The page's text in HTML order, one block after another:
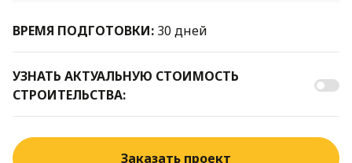
ВРЕМЯ ПОДГОТОВКИ: 30 дней
УЗНАТЬ АКТУАЛЬНУЮ СТОИМОСТЬ
СТРОИТЕЛЬСТВА:
Заказать проект